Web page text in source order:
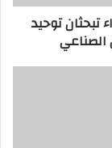
تبحثان توحيد
الصناعي